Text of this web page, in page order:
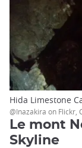
Hida Limestone
@Inazakira on Flickr,
Le mont
Skyline